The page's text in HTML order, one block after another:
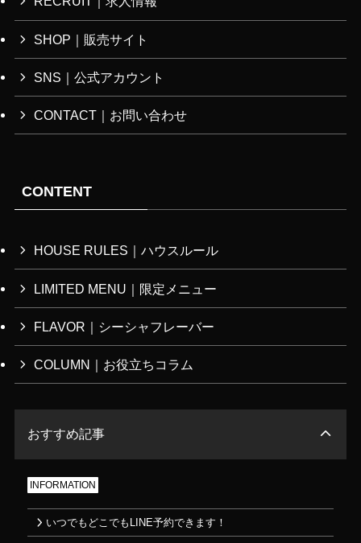
SHOP｜販売サイト
SNS｜公式アカウント
CONTACT｜お問い合わせ
CONTENT
HOUSE RULES｜ハウスルール
LIMITED MENU｜限定メニュー
FLAVOR｜シーシャフレーバー
COLUMN｜お役立ちコラム
おすすめ記事
INFORMATION
いつでもどこでもLINE予約できます！